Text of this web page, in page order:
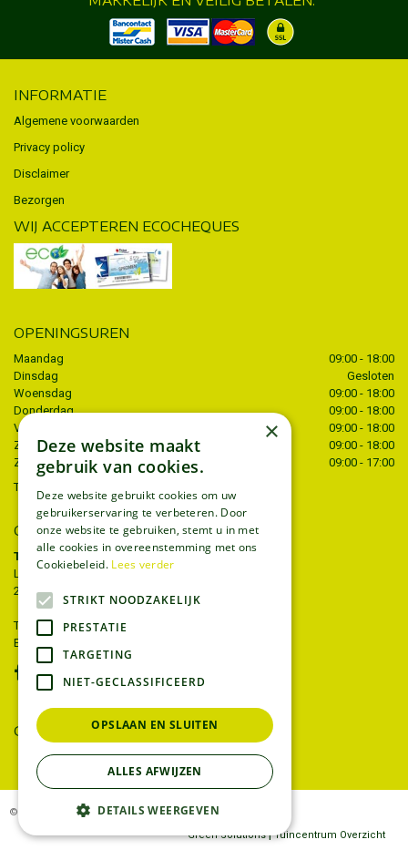
INFORMATIE
Algemene voorwaarden
Privacy policy
Disclaimer
Bezorgen
WIJ ACCEPTEREN ECOCHEQUES
OPENINGSUREN
Maandag
09:00 - 18:00
Dinsdag
Gesloten
Woensdag
09:00 - 18:00
Donderdag
09:00 - 18:00
Vrijdag
09:00 - 18:00
Zaterdag
09:00 - 18:00
Zondag
09:00 - 17:00
Toon alle openingstijden
CONTACT
Tuincentrum Thiels
Liersesteenweg 68
2221 Heist-op-den-berg
T.
015 22 27 52
E.
GEEF UW MENING
© Tuincentrum Thiels
Green Solutions|Tuincentrum Overzicht
×
Deze website maakt
gebruik van cookies.
Deze website gebruikt cookies om uw
gebruikerservaring te verbeteren. Door
onze website te gebruiken, stemt u in met
alle cookies in overeenstemming met ons
Cookiebeleid. Lees verder
STRIKT NOODZAKELIJK
PRESTATIE
TARGETING
NIET-GECLASSIFICEERD
OPSLAAN EN SLUITEN
ALLES AFWIJZEN
DETAILS WEERGEVEN